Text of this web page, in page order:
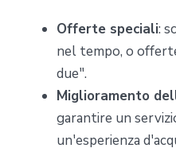
Offerte speciali:
nel tempo, o
due".
Miglioramento
garantire un
un'esperienza